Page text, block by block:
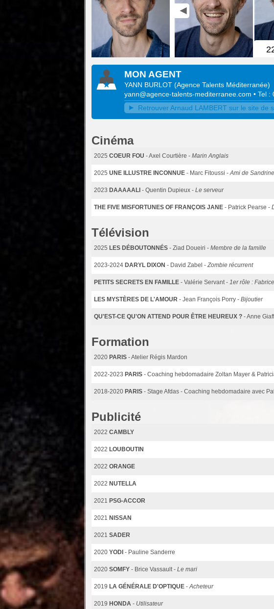
MON AGENT
YANN BURLOT (Agence Talents Méditerranée)
yann@agence-talents-mediterranee.com • Tel :
Retrouver Arnaud LAMBERT sur le site de
Cinéma
2025 COEUR FOU - Axel Courtière - Marin Anglais
2025 UNE ILLUSTRE INCONNUE - Marc Fitoussi -Ami de
2023 DAAAAALI - Quentin Dupieux - Le serveur
THE FIVE MISFORTUNES OF FRANÇOIS JANE - Patrick Pearse -
Télévision
2025 LES DÉBOUTONNÉS - Ziad Doueiri - Membre de la famille
2023-2024 DARYL DIXON - David Zabel - Zombie récurrent
PETITS SECRETS EN FAMILLE - Valérie Servant - 1er rôle : Fabrice
LES MYSTÈRES DE L'AMOUR - Jean François Porry - Bijoutier
QU'EST-CE QU'ON ATTEND POUR ÊTRE HEUREUX ? - Anne
Formation
2020 PARIS - Atelier Régis Mardon
2022-2023 PARIS - Coaching hebdomadaire Zoltan Mayer &
2018-2020 PARIS - Stage Afdas - Coaching hebdomadaire avec
Publicité
2022 CAMBLY
2022 LOUBOUTIN
2022 ORANGE
2022 NUTELLA
2021 PSG-ACCOR
2021 NISSAN
2021 SADER
2020 YODI - Pauline Sanderre
2020 SOMFY - Brice Vassault - Le mari
2019 LA GÉNÉRALE D'OPTIQUE - Acheteur
2019 HONDA - Utilisateur